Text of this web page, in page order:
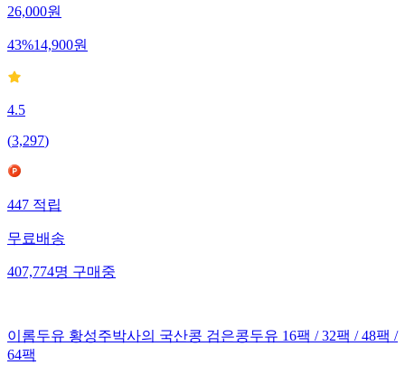
26,000원
43%14,900원
4.5
(3,297)
447 적립
무료배송
407,774명 구매중
이롬두유 황성주박사의 국산콩 검은콩두유 16팩 / 32팩 / 48팩 /
64팩